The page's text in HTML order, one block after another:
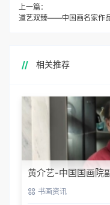
上一篇：
相关推荐
黄介艺-中国国画院
席 书画资讯